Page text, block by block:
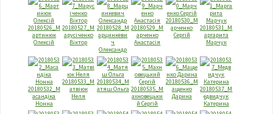
20180526_М
артинюк
Олексій
20180527_М
арусіченко
Віктор
20180528_М
арцинкеви
ч
Олександр
20180529_М
арченко
Анастасія
20180530_М
арченко
Сергій
20180531_М
аргарита
Марчук
20180532_М
асандіка
Нонна
20180533_М
атвіюк
Неля
20180534_М
атяш Ольга 20180535_М
ахновецьки
й Сергій
20180536_М
ащенко
Дарина
20180537_М
едвидчук
Катерина